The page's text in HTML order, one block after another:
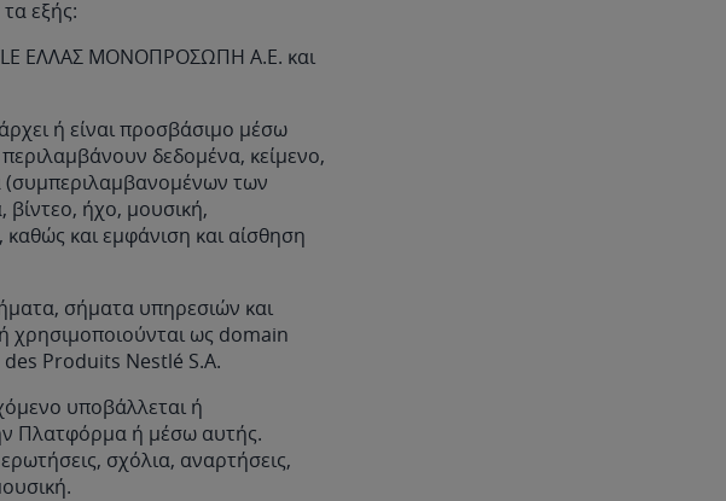
εξής:
ΕΛΛΑΣ ΜΟΝΟΠΡΟΣΩΠΗ Α.Ε. και
ή είναι προσβάσιμο μέσω
δεδομένα, κείμενο,
(συμπεριλαμβανομένων των
ήχο, μουσική,
και εμφάνιση και αίσθηση
σήματα υπηρεσιών και
χρησιμοποιούνται ως domain
Produits Nestlé S.A.
υποβάλλεται ή
Πλατφόρμα ή μέσω αυτής.
σχόλια, αναρτήσεις,